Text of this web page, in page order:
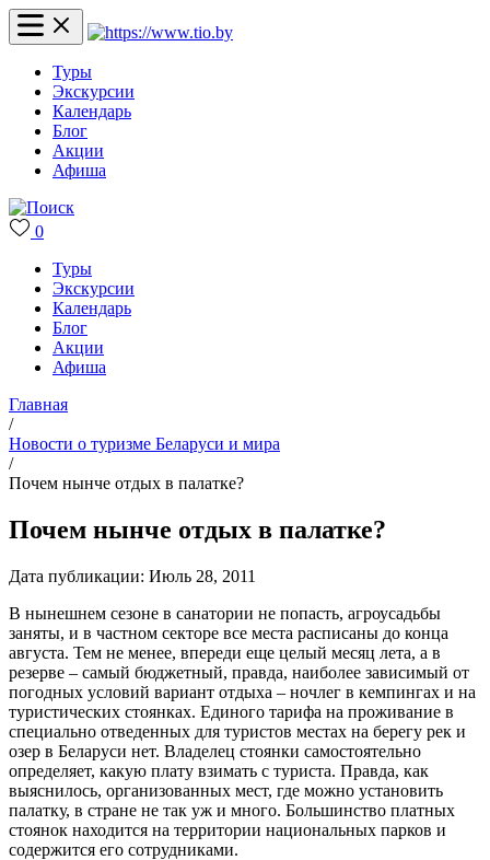
Туры
Экскурсии
Календарь
Блог
Акции
Афиша
0
Туры
Экскурсии
Календарь
Блог
Акции
Афиша
Главная
/
Новости о туризме Беларуси и мира
/
Почем нынче отдых в палатке?
Почем нынче отдых в палатке?
Дата публикации: Июль 28, 2011
В нынешнем сезоне в санатории не попасть, агроусадьбы
заняты, и в частном секторе все места расписаны до конца
августа. Тем не менее, впереди еще целый месяц лета, а в
резерве – самый бюджетный, правда, наиболее зависимый от
погодных условий вариант отдыха – ночлег в кемпингах и на
туристических стоянках. Единого тарифа на проживание в
специально отведенных для туристов местах на берегу рек и
озер в Беларуси нет. Владелец стоянки самостоятельно
определяет, какую плату взимать с туриста. Правда, как
выяснилось, организованных мест, где можно установить
палатку, в стране не так уж и много. Большинство платных
стоянок находится на территории национальных парков и
содержится его сотрудниками.